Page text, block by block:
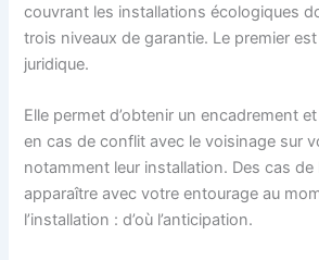
couvrant les installations écologiques
trois niveaux de garantie. Le premier
juridique.
Elle permet d’obtenir un encadrement
en cas de conflit avec le voisinage sur
notamment leur installation. Des cas
apparaître avec votre entourage au
l’installation : d’où l’anticipation.